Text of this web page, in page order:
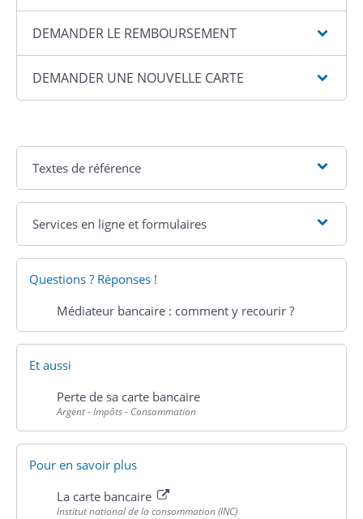
DEMANDER LE REMBOURSEMENT
DEMANDER UNE NOUVELLE CARTE
Textes de référence
Services en ligne et formulaires
Questions ? Réponses !
Médiateur bancaire : comment y recourir ?
Et aussi
Perte de sa carte bancaire
Argent - Impôts - Consommation
Pour en savoir plus
La carte bancaire
Institut national de la consommation (INC)